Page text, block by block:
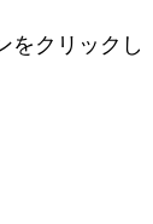
をクリックし